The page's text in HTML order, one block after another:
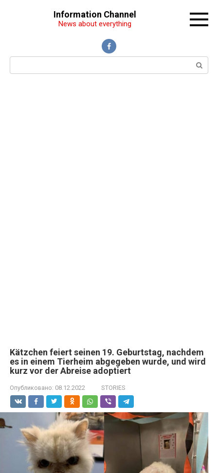
Information Channel
News about everything
Поиск:
Kätzchen feiert seinen 19. Geburtstag, nachdem
es in einem Tierheim abgegeben wurde, und wird
kurz vor der Abreise adoptiert
Опубликовано: 08.12.2022 STORIES